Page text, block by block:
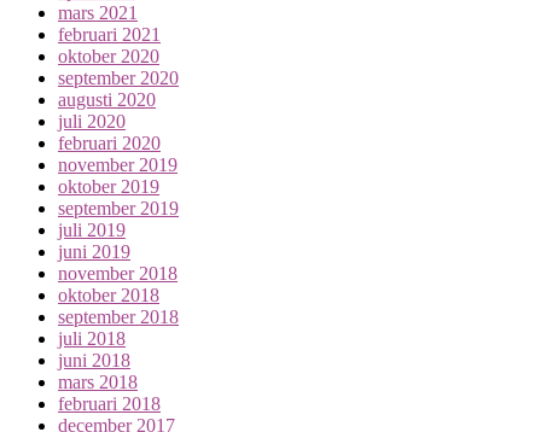
mars 2021
februari 2021
oktober 2020
september 2020
augusti 2020
juli 2020
februari 2020
november 2019
oktober 2019
september 2019
juli 2019
juni 2019
november 2018
oktober 2018
september 2018
juli 2018
juni 2018
mars 2018
februari 2018
december 2017